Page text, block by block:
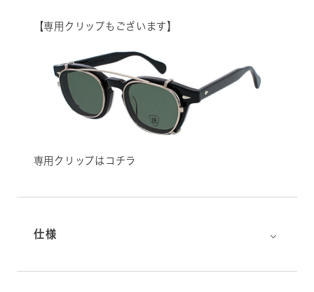
【専用クリップもございます】
専用クリップはコチラ
仕様 ⌵